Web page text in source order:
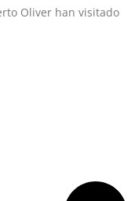
Oliver han visitado